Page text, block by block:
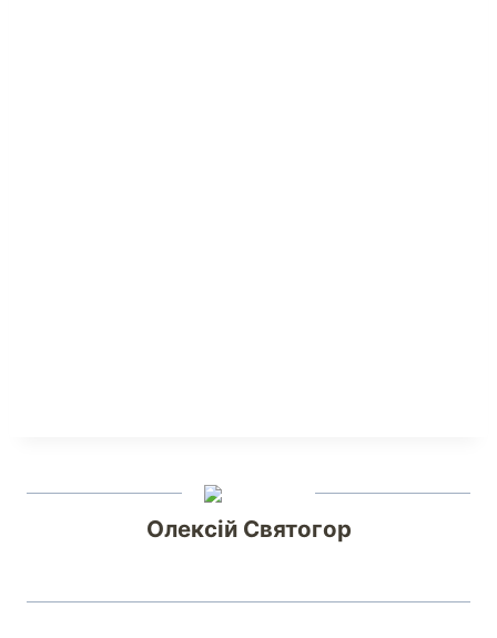
Олексій Святогор